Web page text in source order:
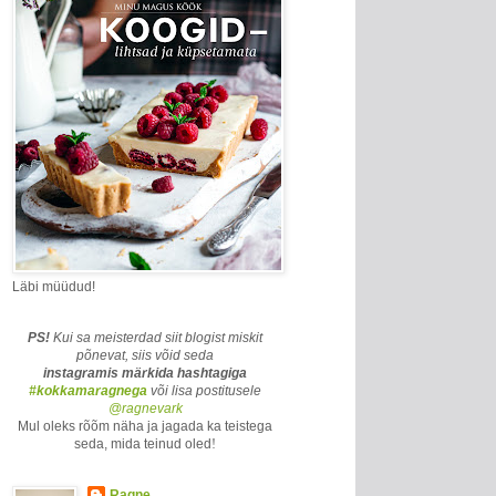
Läbi müüdud!
PS! Kui sa meisterdad siit blogist miskit
põnevat, siis võid seda
instagramis märkida hashtagiga
#kokkamaragnega või lisa postitusele
@ragnevark
Mul oleks rõõm näha ja jagada ka teistega
seda, mida teinud oled !